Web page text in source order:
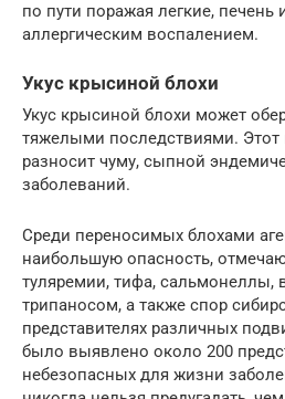
по пути поражая легкие, печень
аллергическим воспалением.
Укус крысиной блохи
Укус крысиной блохи может
тяжелыми последствиями. Этот
разносит чуму, сыпной
заболеваний.
Среди переносимых блохами
наибольшую опасность,
туляремии, тифа, сальмонеллы,
трипаносом, а также спор
представителях различных
было выявлено около 200
небезопасных для жизни